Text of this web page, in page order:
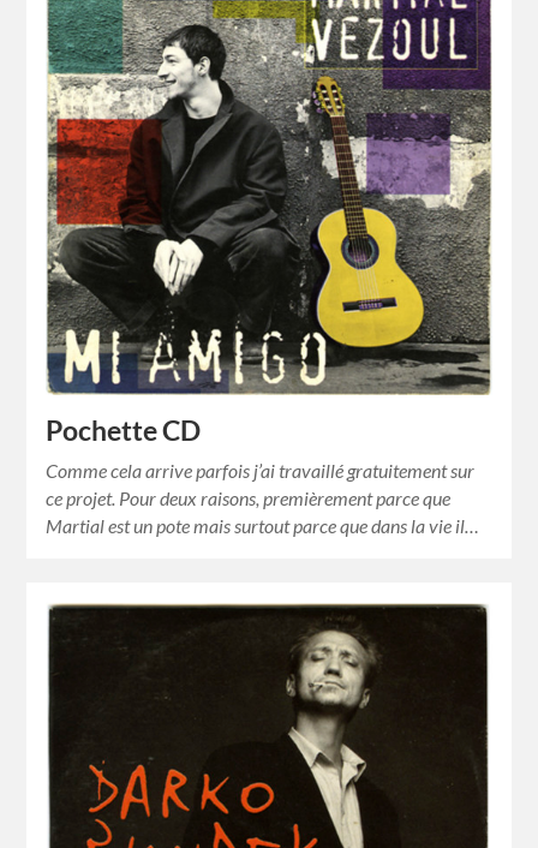
Pochette CD
Comme cela arrive parfois j’ai travaillé gratuitement sur
ce projet. Pour deux raisons, premièrement parce que
Martial est un pote mais surtout parce que dans la vie il…